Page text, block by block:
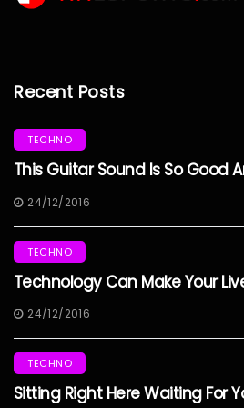
Recent Posts
TECHNO
This Guitar Sound Is So Good
24/12/2016
TECHNO
Technology Can Make Your
24/12/2016
TECHNO
Sitting Right Here Waiting For